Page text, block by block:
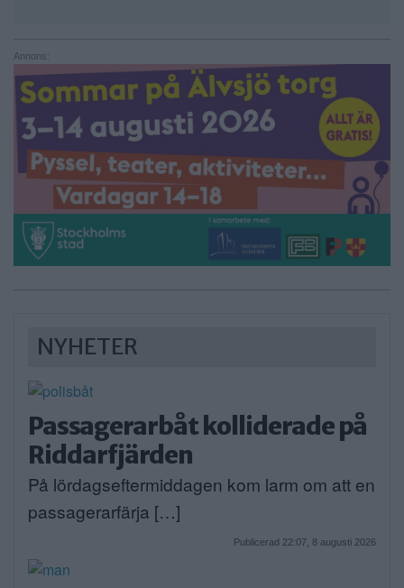
Annons:
NYHETER
Passagerarbåt kolliderade på
Riddarfjärden
På lördagseftermiddagen kom larm om att en
passagerarfärja […]
Publicerad 22:07, 8 augusti 2026